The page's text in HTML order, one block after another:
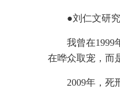
●刘仁文研
我曾在1999
在哗众取宠，而
2009年，死